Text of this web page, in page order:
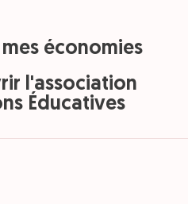
économies
l'association
Éducatives